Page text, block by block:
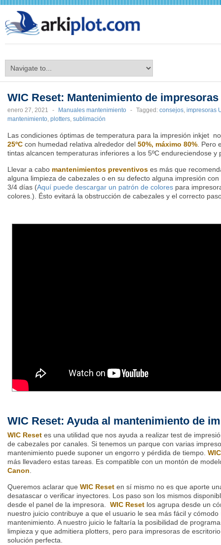
WIC Reset: Mantenimiento de impresoras
enero 27, 2021 - Manuales mantenimiento - Tagged: consejos, impresoras
mantenimiento, plotters, sublimación
Las condiciones óptimas de temperatura para la impresión inkjet
25ºC con humedad relativa alrededor del 50%, máximo 80%. Pero
tintas alcancen temperaturas inferiores a los 5ºC endureciendose
Llevar a cabo mantenimientos preventivos es más que
alguna limpieza de cabezales o en su defecto alguna impresión
3/4 días (Aquí puede descargar un patrón de colores para
colores.). Ésto evitará la obstrucción de cabezales y el correcto
WIC Reset: Ayuda al mantenimiento de
WIC Reset es una utilidad que nos ayuda a realizar test de
de cabezales por canales. Si tenemos un parque con varias
mantenimiento puede suponer un engorro y pérdida de tiempo.
más llevadero estas tareas. Es compatible con un montón de
Canon
Queremos aclarar que WIC Reset en sí mismo no es que aporte
desatascar o verificar inyectores. Los paso son los mismos
desde el panel de la impresora. WIC Reset los agrupa desde un
nuestro juicio contribuye a que el usuario le sea más fácil y
mantenimiento. A nuestro juicio le faltaría la posibilidad de
limpieza y que admitiera plotters, pero para impresoras de
solución perfecta.